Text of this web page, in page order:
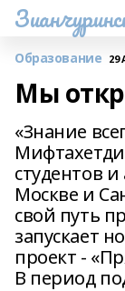
Образование 29
Мы
«Знание
студентов
Москве и
свой путь
запускает
проект -
В период